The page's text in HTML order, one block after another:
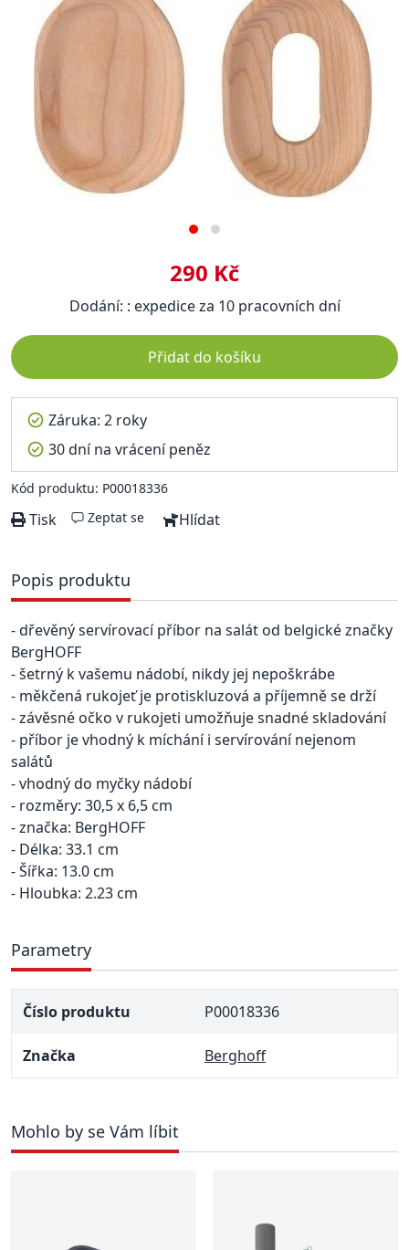
290 Kč
Dodání: : expedice za 10 pracovních dní
Přidat do košíku
Záruka: 2 roky
30 dní na vrácení peněz
Kód produktu: P00018336
Tisk Zeptat se Hlídat
Popis produktu
- dřevěný servírovací příbor na salát od belgické značky
BergHOFF
- šetrný k vašemu nádobí, nikdy jej nepoškrábe
- měkčená rukojeť je protiskluzová a příjemně se drží
- závěsné očko v rukojeti umožňuje snadné skladování
- příbor je vhodný k míchání i servírování nejenom
salátů
- vhodný do myčky nádobí
- rozměry: 30,5 x 6,5 cm
- značka: BergHOFF
- Délka: 33.1 cm
- Šířka: 13.0 cm
- Hloubka: 2.23 cm
Parametry
Číslo produktu P00018336
Značka Berghoff
Mohlo by se Vám líbit